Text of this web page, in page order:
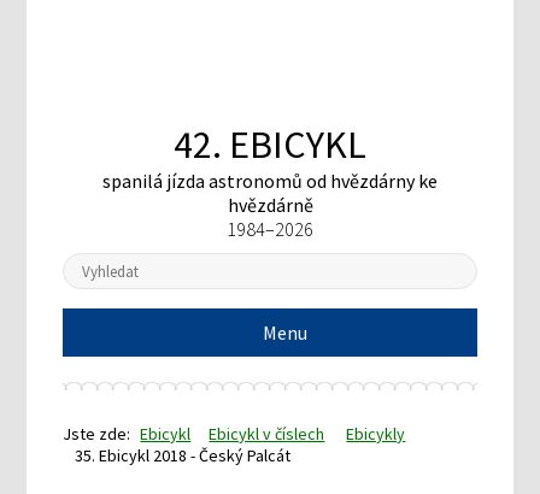
42. EBICYKL
spanilá jízda astronomů od hvězdárny ke
hvězdárně
1984–2026
Menu
Jste zde: Ebicykl Ebicykl v číslech
Ebicykly
35. Ebicykl 2018 - Český Palcát